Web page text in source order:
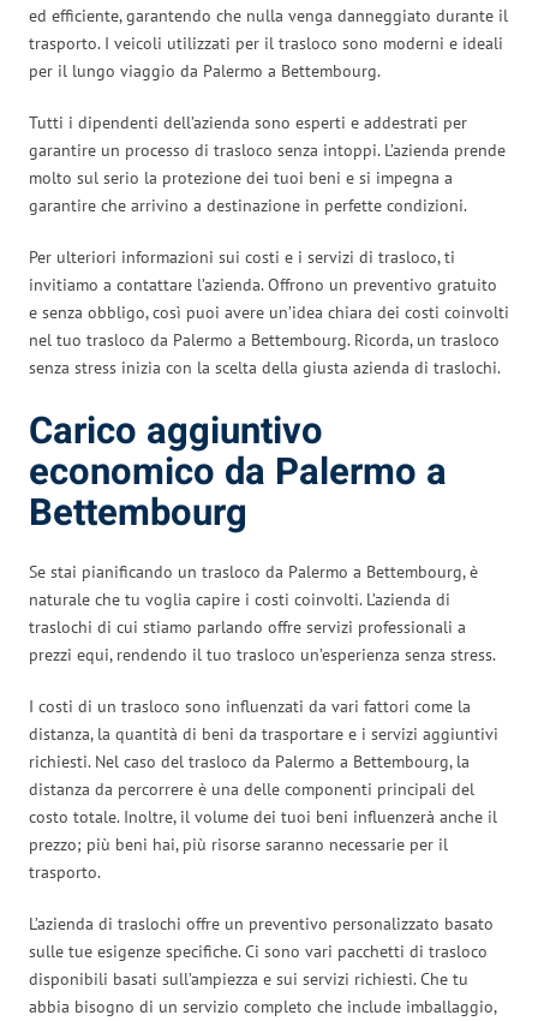
ed efficiente, garantendo che nulla venga danneggiato durante il
trasporto. I veicoli utilizzati per il trasloco sono moderni e ideali
per il lungo viaggio da Palermo a Bettembourg.
Tutti i dipendenti dell’azienda sono esperti e addestrati per
garantire un processo di trasloco senza intoppi. L’azienda prende
molto sul serio la protezione dei tuoi beni e si impegna a
garantire che arrivino a destinazione in perfette condizioni.
Per ulteriori informazioni sui costi e i servizi di trasloco, ti
invitiamo a contattare l’azienda. Offrono un preventivo gratuito
e senza obbligo, così puoi avere un’idea chiara dei costi coinvolti
nel tuo trasloco da Palermo a Bettembourg. Ricorda, un trasloco
senza stress inizia con la scelta della giusta azienda di traslochi.
Carico aggiuntivo
economico da Palermo a
Bettembourg
Se stai pianificando un trasloco da Palermo a Bettembourg, è
naturale che tu voglia capire i costi coinvolti. L’azienda di
traslochi di cui stiamo parlando offre servizi professionali a
prezzi equi, rendendo il tuo trasloco un’esperienza senza stress.
I costi di un trasloco sono influenzati da vari fattori come la
distanza, la quantità di beni da trasportare e i servizi aggiuntivi
richiesti. Nel caso del trasloco da Palermo a Bettembourg, la
distanza da percorrere è una delle componenti principali del
costo totale. Inoltre, il volume dei tuoi beni influenzerà anche il
prezzo; più beni hai, più risorse saranno necessarie per il
trasporto.
L’azienda di traslochi offre un preventivo personalizzato basato
sulle tue esigenze specifiche. Ci sono vari pacchetti di trasloco
disponibili basati sull’ampiezza e sui servizi richiesti. Che tu
abbia bisogno di un servizio completo che include imballaggio,